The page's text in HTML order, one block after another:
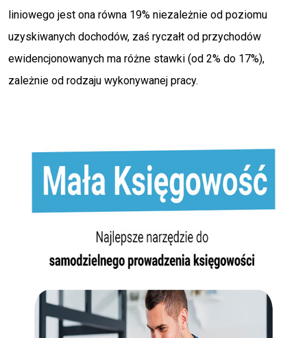
liniowego jest ona równa 19% niezależnie od poziomu
uzyskiwanych dochodów, zaś ryczałt od przychodów
ewidencjonowanych ma różne stawki (od 2% do 17%),
zależnie od rodzaju wykonywanej pracy.